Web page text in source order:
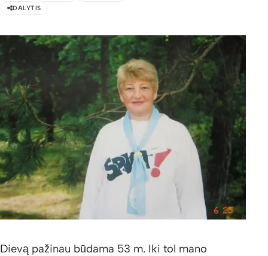
DALYTIS
Dievą pažinau būdama 53 m. Iki tol mano